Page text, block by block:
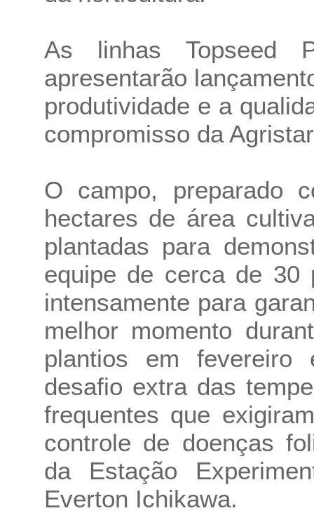
As linhas Topseed
apresentarão
produtividade e a
compromisso da
O campo, preparado
hectares de área
plantadas para
equipe de cerca de 30
intensamente para
melhor momento
plantios em
desafio extra das
frequentes que
controle de doenças
da Estação
Everton Ichikawa.